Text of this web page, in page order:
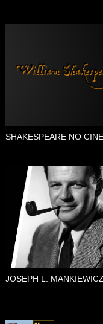
SHAKESPEARE NO
JOSEPH L.